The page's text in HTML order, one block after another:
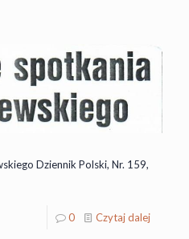
Dziennik Polski, Nr. 159,
0 Czytaj dalej